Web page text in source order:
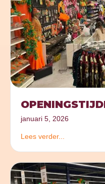
januari 5, 2026
Lees verder...